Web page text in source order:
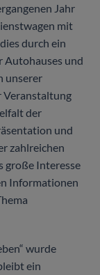
Jahr
mit
durch ein
Autohauses und
unserer
der
und
zahlreichen
große Interesse
Informationen
wurde
ein